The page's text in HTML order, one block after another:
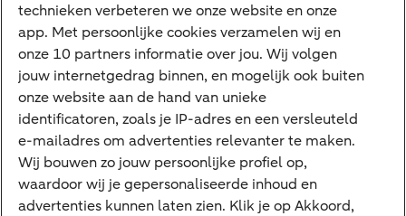
ABN AMRO app
Tikkie
Apple Pay
Google Pay
Veilig bankieren
Meest gezocht
Hypotheek berekenen
technieken verbeteren we onze website en onze
app. Met persoonlijke cookies verzamelen wij en
onze 10 partners informatie over jou. Wij volgen
jouw internetgedrag binnen, en mogelijk ook buiten
onze website aan de hand van unieke
identificatoren, zoals je IP-adres en een versleuteld
e-mailadres om advertenties relevanter te maken.
Wij bouwen zo jouw persoonlijke profiel op,
waardoor wij je gepersonaliseerde inhoud en
advertenties kunnen laten zien. Klik je op Akkoord,